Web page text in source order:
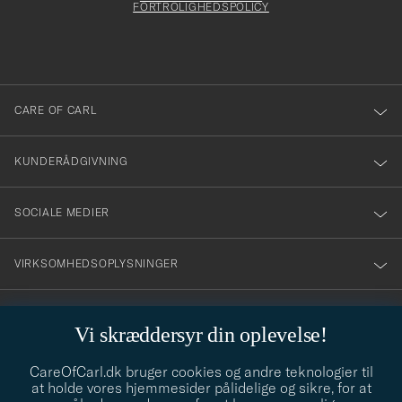
Vi skræddersyr din oplevelse!
CareOfCarl.dk bruger cookies og andre teknologier til
at holde vores hjemmesider pålidelige og sikre, for at
dig
till
vårt
nyhetsbrev!
FORTROLIGHEDSPOLICY
CARE OF CARL
KUNDERÅDGIVNING
SOCIALE MEDIER
VIRKSOMHEDSOPLYSNINGER
Behøver du hjælp til at finde din stil? Lad os hjælpe dig, vi hjælper
gerne til!